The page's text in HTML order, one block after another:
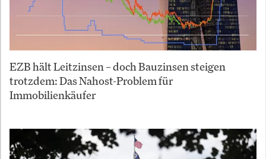
EZB hält Leitzinsen – doch Bauzinsen steigen
trotzdem: Das Nahost-Problem für
Immobilienkäufer